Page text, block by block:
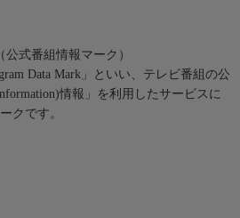
公式番組情報マーク）
Data Mark」といい、テレビ番組の公
情報」を利用したサービスに
クです。